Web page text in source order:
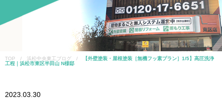
TOP / 浜松中央東工ブログ /
【外壁塗装・屋根塗装［無機フッ素プラン］1/5】高圧洗浄
工程｜浜松市東区半田山 N様邸
2023.03.30